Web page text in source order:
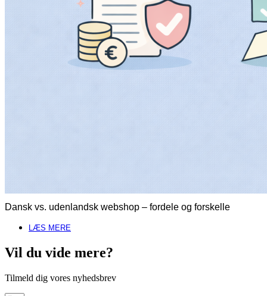
Dansk vs. udenlandsk webshop – fordele og forskelle
LÆS MERE
Vil du vide mere?
Tilmeld dig vores nyhedsbrev